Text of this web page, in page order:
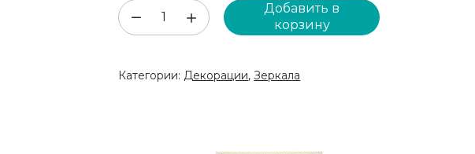
Количество
товара
DOLO
Добавить в
корзину
Категории: Декорации,Зеркала